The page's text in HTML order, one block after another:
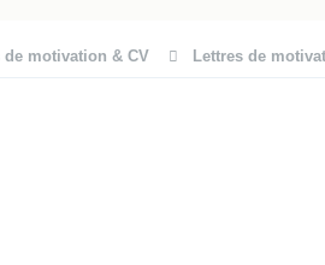
de motivation & CV Lettres de